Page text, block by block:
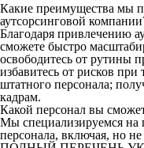
Какие преимущества мы
аутсорсинговой
Благодаря привлечению
сможете быстро
освободитесь от рутины
избавитесь от рисков
штатного персонала;
кадрам.
Какой персонал вы
Мы специализируемся на
персонала, включая, но